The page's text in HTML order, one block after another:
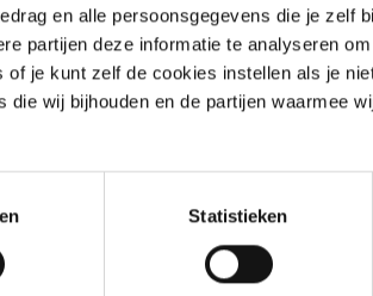
en alle persoonsgegevens die je zelf
partijen deze informatie te analyseren
je kunt zelf de cookies instellen als je
wij bijhouden en de partijen waarmee
Statistieken